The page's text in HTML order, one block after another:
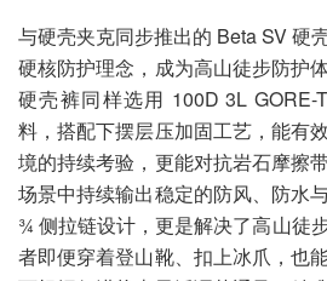
与硬壳夹克同步推出的 Beta SV 硬
硬核防护理念，成为高山徒步防护
硬壳裤同样选用 100D 3L GORE-
料，搭配下摆层压加固工艺，能有
境的持续考验，更能对抗岩石摩擦
场景中持续输出稳定的防风、防水
¾ 侧拉链设计，更是解决了高山徒
者即便穿着登山靴、扣上冰爪，也